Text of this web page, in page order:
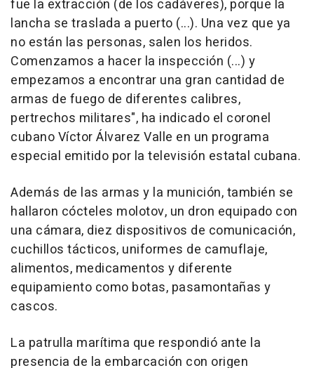
fue la extracción (de los cadáveres), porque la
lancha se traslada a puerto (...). Una vez que ya
no están las personas, salen los heridos.
Comenzamos a hacer la inspección (...) y
empezamos a encontrar una gran cantidad de
armas de fuego de diferentes calibres,
pertrechos militares", ha indicado el coronel
cubano Víctor Álvarez Valle en un programa
especial emitido por la televisión estatal cubana.
Además de las armas y la munición, también se
hallaron cócteles molotov, un dron equipado con
una cámara, diez dispositivos de comunicación,
cuchillos tácticos, uniformes de camuflaje,
alimentos, medicamentos y diferente
equipamiento como botas, pasamontañas y
cascos.
La patrulla marítima que respondió ante la
presencia de la embarcación con origen